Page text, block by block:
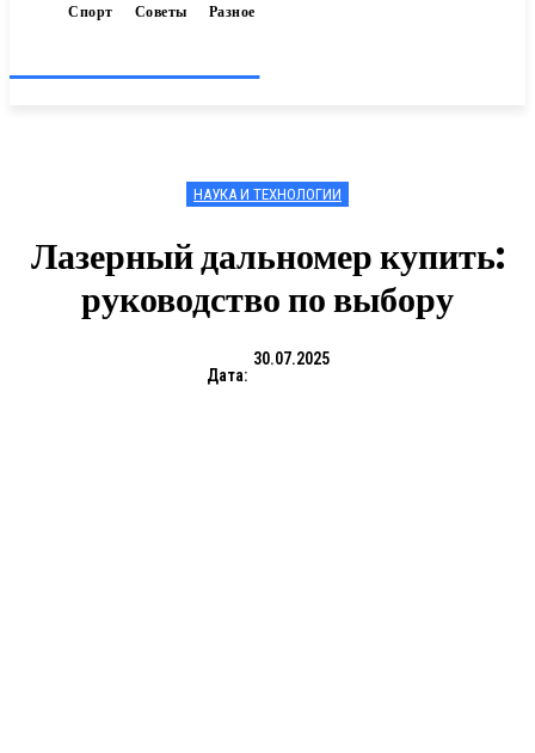
Спорт Советы Разное
НАУКА И ТЕХНОЛОГИИ
Лазерный дальномер купить:
руководство по выбору
Дата:
30.07.2025